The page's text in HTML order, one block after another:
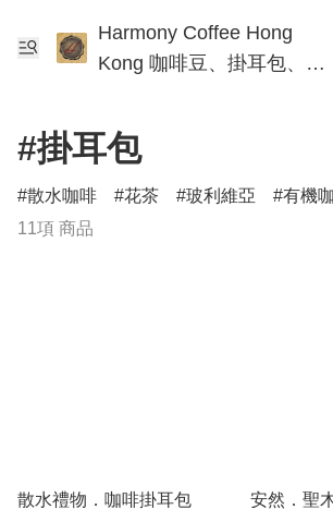
Harmony Coffee Hong
Kong 咖啡豆、掛耳包、手
#掛耳包
散水咖啡 花茶 玻利維亞 有機
11項 商品
散水禮物．咖啡掛耳包 安然．聖